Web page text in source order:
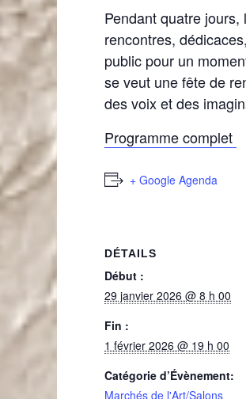
Pendant quatre
rencontres,
public pour un
se veut une fête de
des voix et des
Programme complet
+ Google Agenda
DÉTAILS
Début :
29 janvier 2026 @ 8 h 00
Fin :
1 février 2026 @ 19 h 00
Catégorie d’Évènement:
Marchés de l'Art/Salons